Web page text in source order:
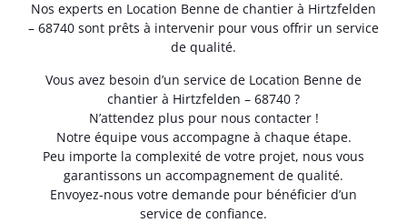
Nos experts en Location Benne de chantier à Hirtzfelden
– 68740 sont prêts à intervenir pour vous offrir un service
de qualité.
Vous avez besoin d’un service de Location Benne de
chantier à Hirtzfelden – 68740 ?
N’attendez plus pour nous contacter !
Notre équipe vous accompagne à chaque étape.
Peu importe la complexité de votre projet, nous vous
garantissons un accompagnement de qualité.
Envoyez-nous votre demande pour bénéficier d’un
service de confiance.